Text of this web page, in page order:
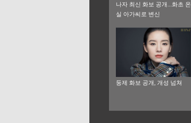
나자 최신 화보 공개...화초 온
실 아가씨로 변신
둥제 화보 공개, 개성 넘쳐